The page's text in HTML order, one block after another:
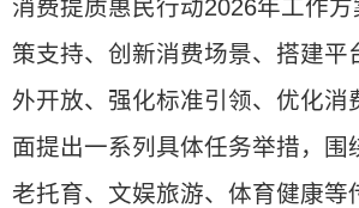
消费提质惠民行动2026年工作
策支持、创新消费场景、搭建平
外开放、强化标准引领、优化消
面提出一系列具体任务举措，围
老托育、文娱旅游、体育健康等